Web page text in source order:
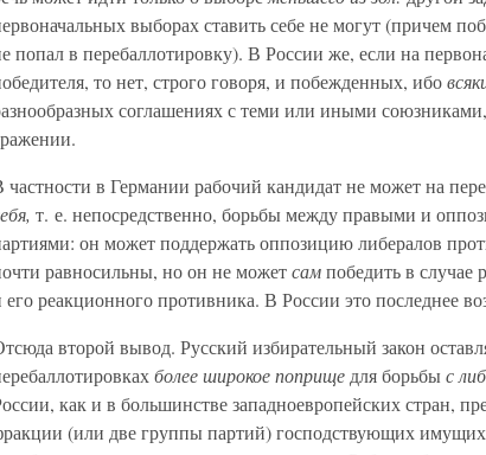
выборах ставить себе не могут (причем
попал в перебаллотировку). В России же, если на
то нет, строго говоря, и побежденных, ибо
соглашениях с теми или иными
частности в Германии рабочий кандидат не может на
т. е. непосредственно, борьбы между правыми и
он может поддержать оппозицию либералов
равносильны, но он не можетсампобедить в случае
его реакционного противника. В России это последнее
второй вывод. Русский избирательный закон
более широкое поприще для борьбыс
как и в большинстве западноевропейских стран,
(или две группы партий) господствующих имущих